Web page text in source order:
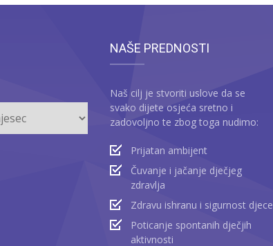
NAŠE PREDNOSTI
Naš cilj je stvoriti uslove da se
svako dijete osjeća sretno i
zadovoljno te zbog toga nudimo:
Prijatan ambijent
Čuvanje i jačanje dječjeg
zdravlja
Zdravu ishranu i sigurnost djece
Poticanje spontanih dječjih
aktivnosti